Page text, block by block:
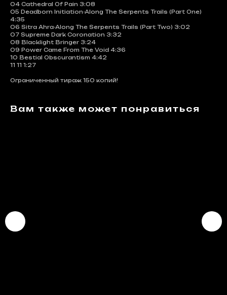
04 Cathedral Of Pain 3:08
05 Deadborn Initiation-Along The Serpents Trails (Part One)
4:35
06 Sitra Ahra-Along The Serpents Trails (Part Two) 3:02
07 Supreme Dark Coronation 3:32
08 Blacklight Bringer 3:24
09 Power Came From The Void 4:36
10 Bestial Obscurantism 4:42
11 11 1:27
Ограниченный тираж 150 копий!
Вам также может понравиться